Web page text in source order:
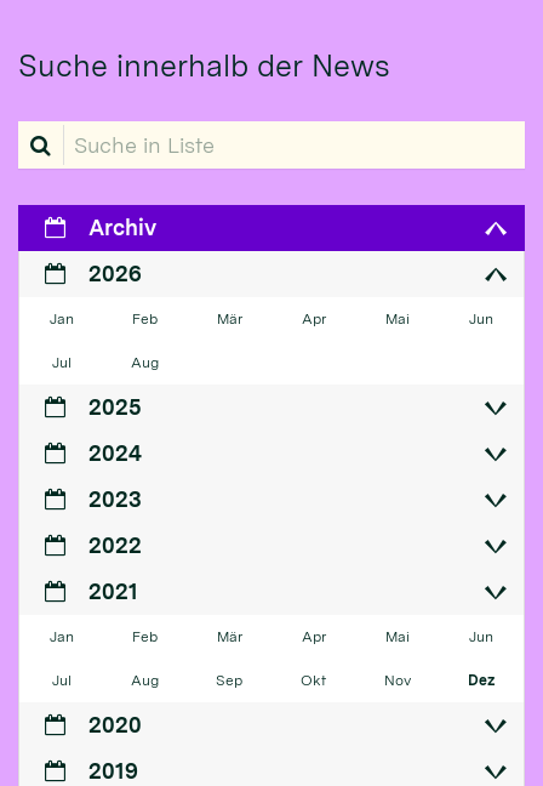
Suche innerhalb der News
Suche in Liste
Archiv
2026
Jan Feb Mär Apr Mai Jun
Jul Aug
2025
2024
2023
2022
2021
Jan Feb Mär Apr Mai Jun
Jul Aug Sep Okt Nov Dez
2020
2019